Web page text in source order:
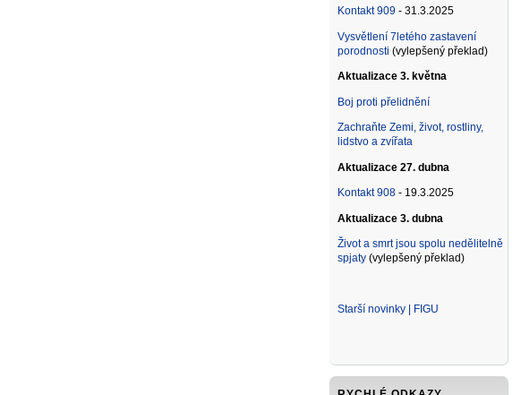
Kontakt 909- 31.3.2025
Vysvětlení 7letého zastavení
porodnosti (vylepšený překlad)
Aktualizace 3. května
Boj proti přelidnění
Zachraňte Zemi, život, rostliny,
lidstvo a zvířata
Aktualizace 27. dubna
Kontakt 908- 19.3.2025
Aktualizace 3. dubna
Život a smrt jsou spolu nedělitelně
spjaty(vylepšený překlad)
Starší novinky | FIGU